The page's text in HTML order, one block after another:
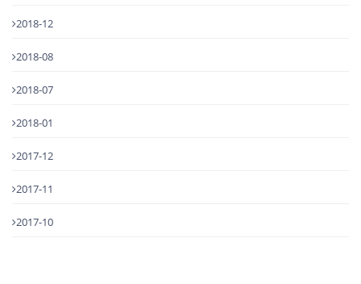
2018-12
2018-08
2018-07
2018-01
2017-12
2017-11
2017-10